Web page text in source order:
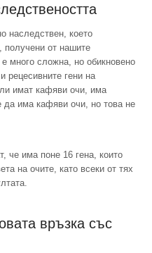
наследствен, което
получени от нашите
много сложна, но обикновено
рецесивните гени на
имат кафяви очи, има
да има кафяви очи, но това не
че има поне 16 гена, които
на очите, като всеки от тях
връзка със